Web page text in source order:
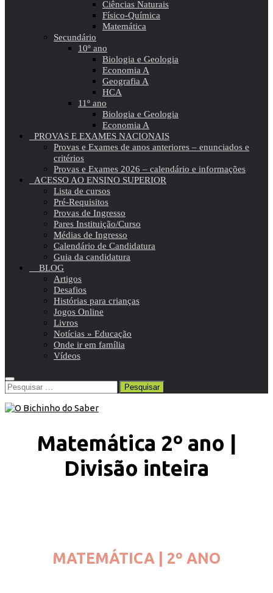
Ciências Naturais
Físico-Química
Matemática
Secundário
10º ano
Biologia e Geologia
Economia A
Geografia A
HCA
11º ano
Biologia e Geologia
Economia A
PROVAS E EXAMES NACIONAIS
Provas e Exames de anos anteriores – enunciados e
critérios
Provas e Exames 2026 – calendário e informações
ACESSO AO ENSINO SUPERIOR
Lista de cursos
Pré-Requisitos
Provas de Ingresso
Pares Instituição/Curso
Médias de Ingresso
Calendário de Candidatura
Guia da candidatura
BLOG
Artigos
Desafios
Histórias para crianças
Jogos Online
Livros
Notícias » Educação
Onde ir em família
Vídeos
Pesquisar
por:
Matemática 2º ano |
Divisão inteira
MATEMÁTICA | 2º ANO